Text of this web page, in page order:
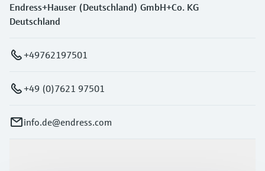
Endress+Hauser (Deutschland) GmbH+Co. KG
Deutschland
+49762197501
+49 (0)7621 97501
info.de@endress.com